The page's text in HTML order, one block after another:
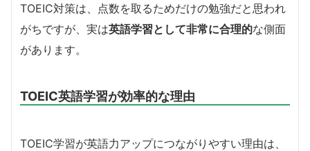
TOEIC対策は、点数を取るためだけの勉強だと思われ
がちですが、実は英語学習として非常に合理的な側面
があります。
TOEIC英語学習が効率的な理由
TOEIC学習が英語力アップにつながりやすい理由は、